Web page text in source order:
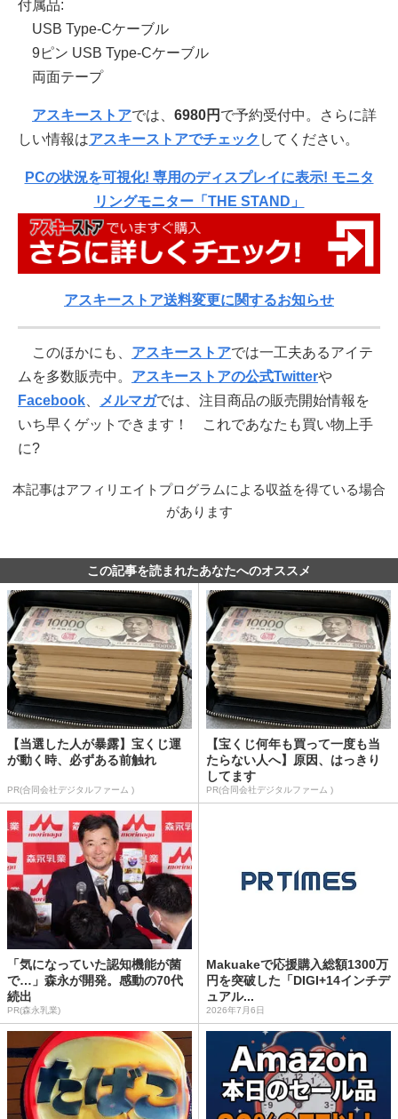
付属品:
USB Type-Cケーブル
9ピン USB Type-Cケーブル
両面テープ
アスキーストアでは、 6980円 で予約受付中。さらに詳
しい情報はアスキーストアでチェック してください。
PCの状況を可視化! 専用のディスプレイに表示! モニタ
リングモニター「THE STAND」
アスキーストア送料変更に関するお知らせ
このほかにも、 アスキーストアでは一工夫あるアイテ
ムを多数販売中。 アスキーストアの公式Twitterや
Facebook
メルマガでは、注目商品の販売開始情報を
いち早くゲットできます！ これであなたも買い物上手
に?
本記事はアフィリエイトプログラムによる収益を得ている場合
があります
この記事を読まれたあなたへのオススメ
【当選した人が暴露】宝くじ運
が動く時、必ずある前触れ
PR(合同会社デジタルファーム )
【宝くじ何年も買って一度も当
たらない人へ】原因、はっきり
してます
PR(合同会社デジタルファーム )
「気になっていた認知機能が菌
で…」森永が開発。感動の70代
続出
PR(森永乳業)
Makuakeで応援購入総額1300万
円を突破した「DIGI+14インチデ
ュアル...
2026年7月6日